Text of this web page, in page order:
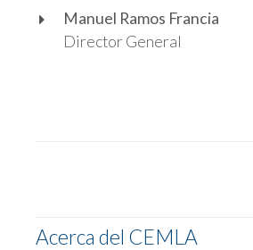
Manuel Ramos Francia
Director General
Acerca del CEMLA